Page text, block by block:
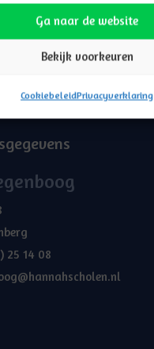
Ga naar de website
Bekijk voorkeuren
CookiebeleidPrivacyverklaring
25 14 08